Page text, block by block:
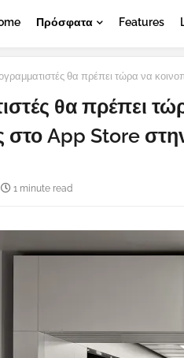
Πρόσφατα Features
θα πρέπει τώρα να
θα πρέπει
στο App Store
1 minute read